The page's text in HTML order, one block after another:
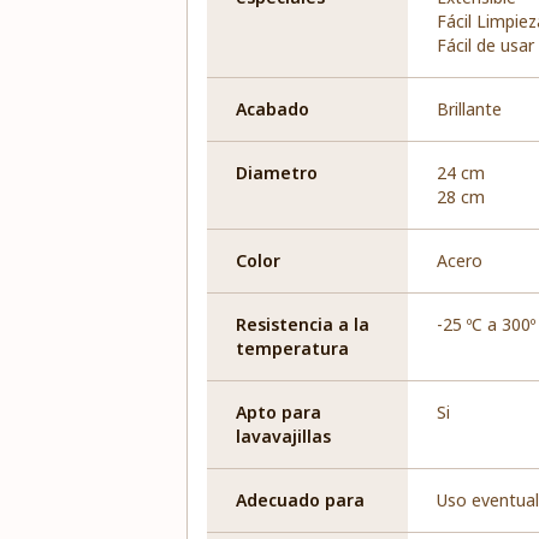
Fácil
Fácil de usar
Acabado Brillante
Diametro
24 cm
28 cm
Color Acero
Resistencia a la
temperatura
-25 ºC a
Apto para
lavavajillas
Si
Adecuado para Uso eventual